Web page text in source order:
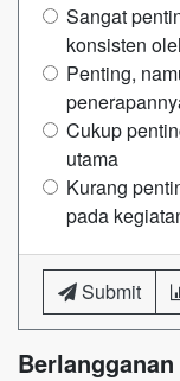
Sangat
konsisten
Penting,
Cukup
utama
Kurang
pada
Submit
Berlangganan